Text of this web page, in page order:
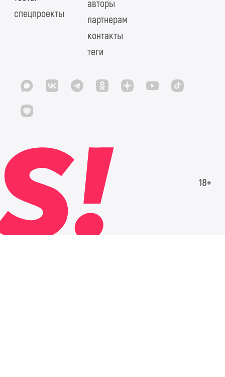
спецпроекты
авторы
партнерам
контакты
теги